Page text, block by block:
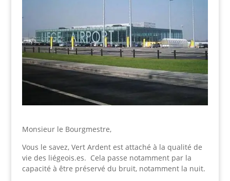
Monsieur le Bourgmestre,
Vous le savez, Vert Ardent est attaché à la qualité de
vie des liégeois.es. Cela passe notamment par la
capacité à être préservé du bruit, notamment la nuit.